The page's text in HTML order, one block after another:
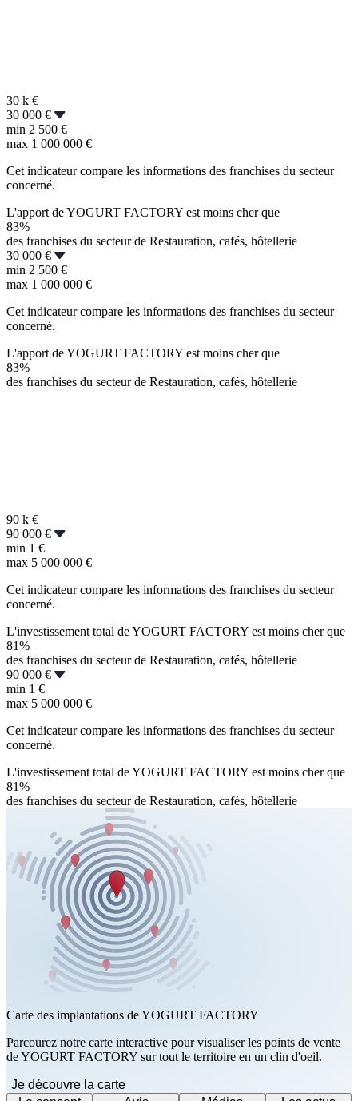
30 k €
30 000 €
min 2 500 €
max 1 000 000 €
Cet indicateur compare les informations des franchises du secteur
concerné.
L'apport de YOGURT FACTORY est moins cher que
83%
des franchises du secteur de Restauration, cafés, hôtellerie
30 000 €
min 2 500 €
max 1 000 000 €
Cet indicateur compare les informations des franchises du secteur
concerné.
L'apport de YOGURT FACTORY est moins cher que
83%
des franchises du secteur de Restauration, cafés, hôtellerie
90 k €
90 000 €
min 1 €
max 5 000 000 €
Cet indicateur compare les informations des franchises du secteur
concerné.
L'investissement total de YOGURT FACTORY est moins cher que
81%
des franchises du secteur de Restauration, cafés, hôtellerie
90 000 €
min 1 €
max 5 000 000 €
Cet indicateur compare les informations des franchises du secteur
concerné.
L'investissement total de YOGURT FACTORY est moins cher que
81%
des franchises du secteur de Restauration, cafés, hôtellerie
Carte des implantations de YOGURT FACTORY
Parcourez notre carte interactive pour visualiser les points de vente
de YOGURT FACTORY sur tout le territoire en un clin d'oeil.
Je découvre la carte